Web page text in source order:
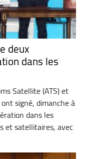
deux
dans les
Satellite (ATS) et
signé, dimanche à
dans les
et satellitaires, avec